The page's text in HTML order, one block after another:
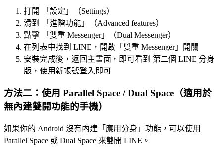
打開 「設定」（Settings）
滑到 「進階功能」（Advanced features）
點擊 「雙重 Messenger」（Dual Messenger）
在列表中找到 LINE，開啟「雙重 Messenger」開關
安裝完成後，返回主畫面，即可看到 第二個 LINE 分身
版，使用新帳號登入即可
方法二：使用 Parallel Space / Dual Space（適用於
無內建雙開功能的手機）
如果你的 Android 沒有內建「應用分身」功能，可以使用
Parallel Space 或 Dual Space 來雙開 LINE。